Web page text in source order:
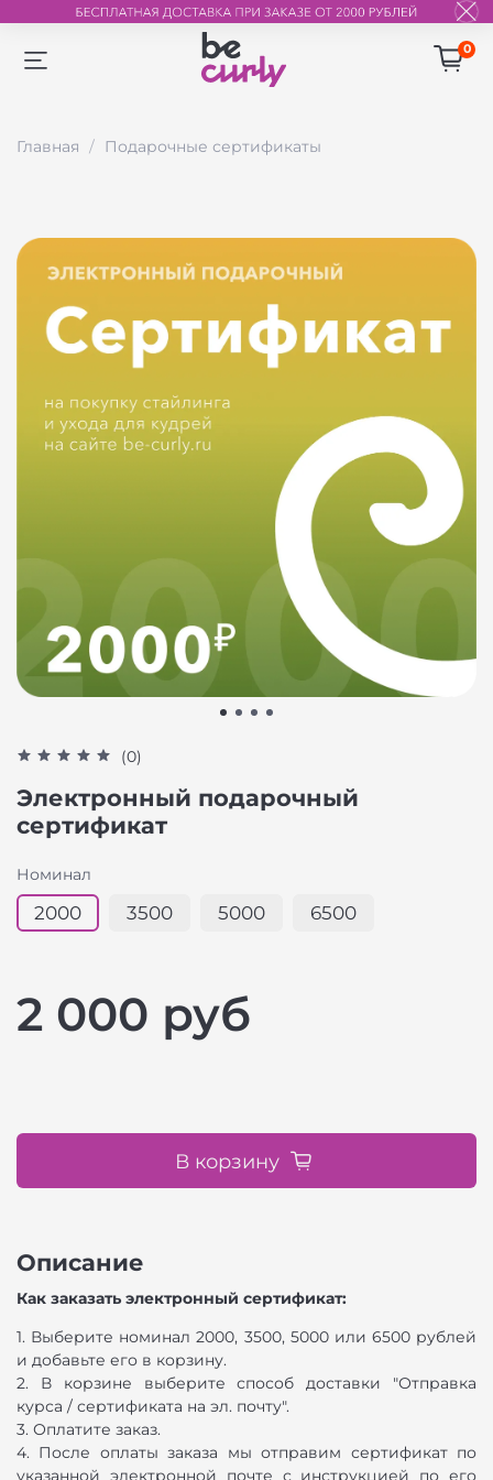
0
Главная Подарочные сертификаты
(0)
Электронный подарочный
сертификат
Номинал
2000 3500 5000 6500
2 000 руб
В корзину
Описание
Как заказать электронный сертификат:
1. Выберите номинал 2000, 3500, 5000 или 6500 рублей
и добавьте его в корзину.
2. В корзине выберите способ доставки "Отправка
курса / сертификата на эл. почту".
3. Оплатите заказ.
4. После оплаты заказа мы отправим сертификат по
указанной электронной почте с инструкцией по его